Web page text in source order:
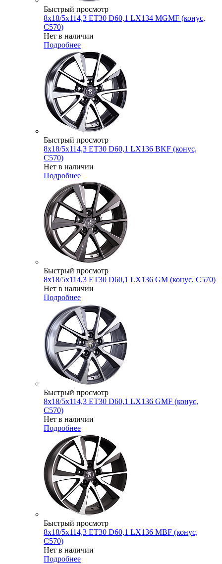
Быстрый просмотр
8x18/5x114,3 ET30 D60,1 LX134 MGMF (конус,
C570)
Нет в наличии
Подробнее
Быстрый просмотр
8x18/5x114,3 ET30 D60,1 LX136 BKF (конус,
C570)
Нет в наличии
Подробнее
Быстрый просмотр
8x18/5x114,3 ET30 D60,1 LX136 GM (конус, C570)
Нет в наличии
Подробнее
Быстрый просмотр
8x18/5x114,3 ET30 D60,1 LX136 GMF (конус,
C570)
Нет в наличии
Подробнее
Быстрый просмотр
8x18/5x114,3 ET30 D60,1 LX136 MBF (конус,
C570)
Нет в наличии
Подробнее